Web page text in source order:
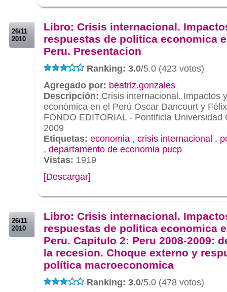
26/11
2010
Libro: Crisis internacional.
respuestas de politica economica
Peru. Presentacion
Ranking: 3.0/5.0 (423 votos)
Agregado por: beatriz.gonzales
Descripción: Crisis internacional. Impactos
económica en el Perú Oscar Dancourt y
FONDO EDITORIAL - Pontificia Universidad
2009
Etiquetas: economia , crisis internacional ,
, departamento de economia pucp
Vistas: 1919
[Descargar]
26/11
2010
Libro: Crisis internacional.
respuestas de politica economica
Peru. Capitulo 2: Peru 2008-2009:
la recesion. Choque externo y
política macroeconomica
Ranking: 3.0/5.0 (478 votos)